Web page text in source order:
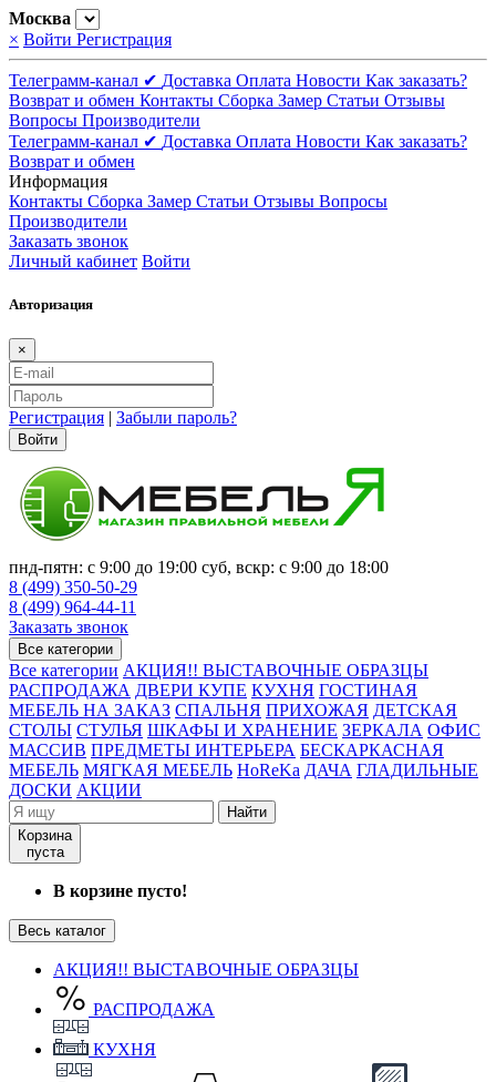
Москва
× Войти Регистрация
Телеграмм-канал ✔ Доставка Оплата Новости Как заказать?
Возврат и обмен Контакты Сборка Замер Статьи Отзывы
Вопросы Производители
Телеграмм-канал ✔ Доставка Оплата Новости Как заказать?
Возврат и обмен
Информация
Контакты Сборка Замер Статьи Отзывы Вопросы
Производители
Заказать звонок
Личный кабинет Войти
Авторизация
×
Регистрация | Забыли пароль?
Войти
пнд-пятн: с 9:00 до 19:00 суб, вскр: с 9:00 до 18:00
8 (499) 350-50-29
8 (499) 964-44-11
Заказать звонок
Все категории
Все категории АКЦИЯ!! ВЫСТАВОЧНЫЕ ОБРАЗЦЫ
РАСПРОДАЖА ДВЕРИ КУПЕ КУХНЯ ГОСТИНАЯ
МЕБЕЛЬ НА ЗАКАЗ СПАЛЬНЯ ПРИХОЖАЯ ДЕТСКАЯ
СТОЛЫ СТУЛЬЯ ШКАФЫ И ХРАНЕНИЕ ЗЕРКАЛА ОФИС
МАССИВ ПРЕДМЕТЫ ИНТЕРЬЕРА БЕСКАРКАСНАЯ
МЕБЕЛЬ МЯГКАЯ МЕБЕЛЬ HoReKa ДАЧА ГЛАДИЛЬНЫЕ
ДОСКИ АКЦИИ
Найти
Корзина
пуста
В корзине пусто!
Весь каталог
АКЦИЯ!! ВЫСТАВОЧНЫЕ ОБРАЗЦЫ
РАСПРОДАЖА
КУХНЯ